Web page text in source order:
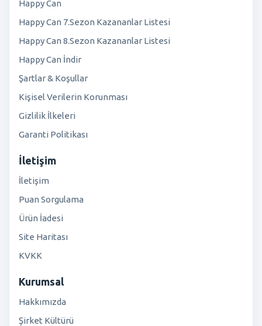
Happy Can
Happy Can 7.Sezon Kazananlar Listesi
Happy Can 8.Sezon Kazananlar Listesi
Happy Can İndir
Şartlar & Koşullar
Kişisel Verilerin Korunması
Gizlilik İlkeleri
Garanti Politikası
İletişim
İletişim
Puan Sorgulama
Ürün İadesi
Site Haritası
KVKK
Kurumsal
Hakkımızda
Şirket Kültürü